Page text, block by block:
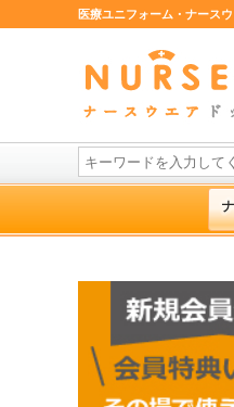
医療ユニフォーム・ナース